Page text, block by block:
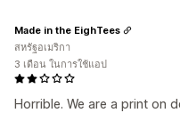
Horrible. We are a print on
Made in the EighTees
สหรัฐอเมริกา
3 เดือน ในการใช้แอป